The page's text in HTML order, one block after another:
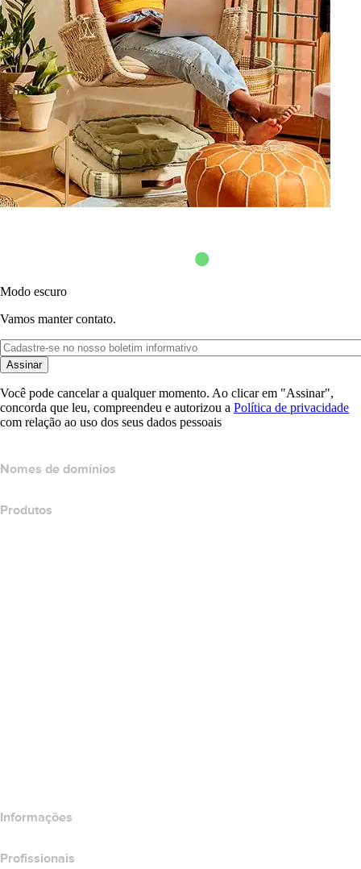
Modo escuro
Vamos manter contato.
Assinar
Você pode cancelar a qualquer momento. Ao clicar em "Assinar",
concorda que leu, compreendeu e autorizou a Política de privacidade
com relação ao uso dos seus dados pessoais
Nomes de domínios
Produtos
Informações
Profissionais